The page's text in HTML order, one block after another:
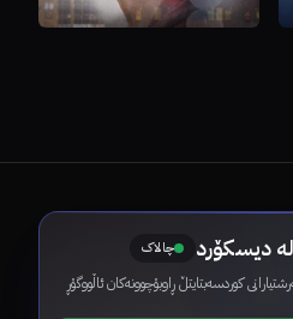
دیسکۆرد چالاک
کوردسەبتایتڵ ڕاوبۆچوونەکان ئاڵووگۆڕ